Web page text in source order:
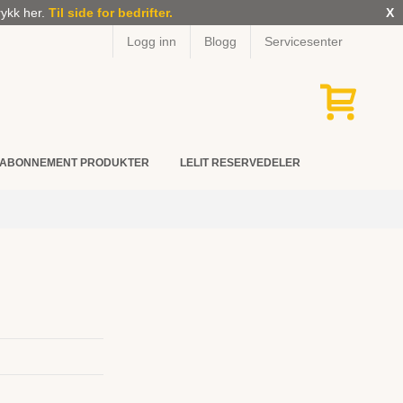
her. Til side for bedrifter.
X
Logg inn Blogg Servicesenter
ABONNEMENT PRODUKTER LELIT RESERVEDELER